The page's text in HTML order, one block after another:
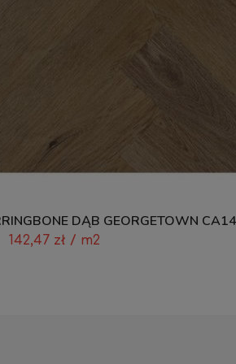
DĄB GEORGETOWN
142,47 zł / m2